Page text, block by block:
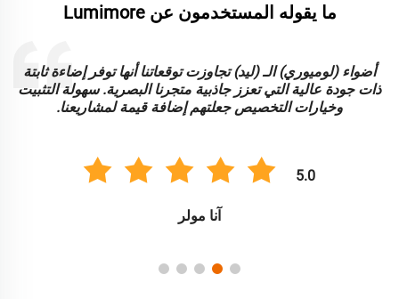
ما يقوله المستخدمون عن Lumimore
أضواء (لوميوري) الـ (ليد) تجاوزت توقعاتنا أنها توفر إضاءة ثابتة
ذات جودة عالية التي تعزز جاذبية متجرنا البصرية. سهولة التثبيت
وخيارات التخصيص جعلتهم إضافة قيمة لمشاريعنا.
5.0
آنا مولر